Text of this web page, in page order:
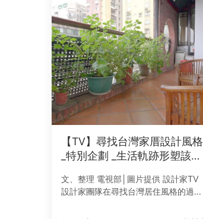
【TV】尋找台灣家厝設計風格
_特別企劃 _生活軌跡形塑該有
模式的住所
文、整理 電視部│圖片提供 設計家TV
設計家團隊在尋找台灣居住風格的過程
實來自人們長久累積下來的生活習慣與